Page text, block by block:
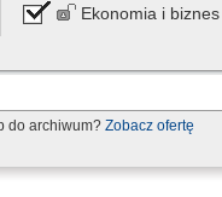
Ekonomia i biznes
do archiwum? Zobacz ofertę